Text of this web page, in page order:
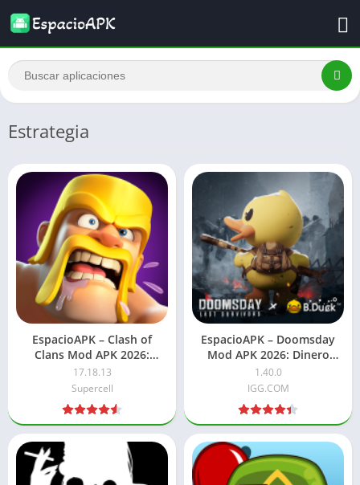
Estrategia
EspacioAPK – Clash of
Clans Mod APK 2026:
Dinero/gemas ilimitados
17.18.13
Supercell
EspacioAPK – Doomsday
Mod APK 2026: Dinero
ilimitado
1.40.0
IGG.COM